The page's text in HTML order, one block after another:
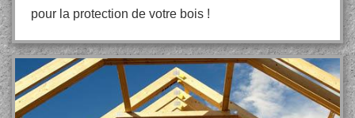
pour la protection de votre bois !